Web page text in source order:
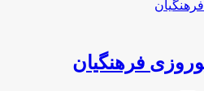
فرهنگیان